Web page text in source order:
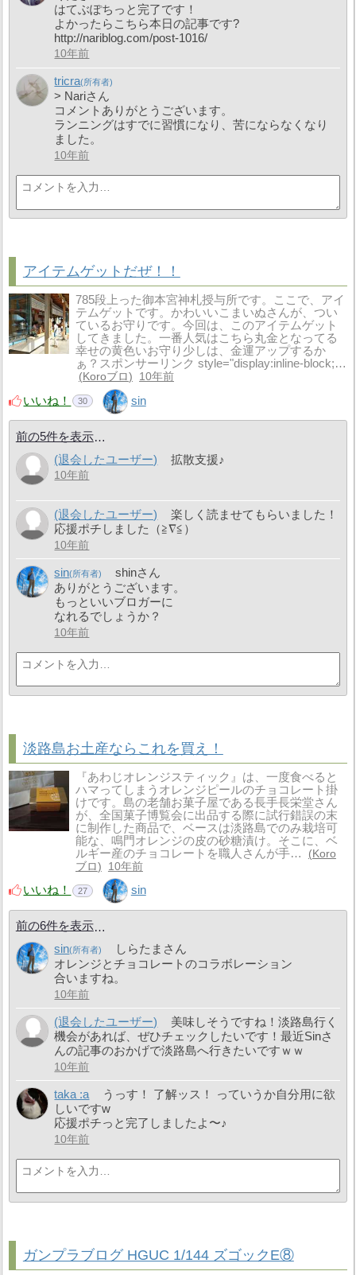
はてぶぽちっと完了です！
よかったらこちら本日の記事です?
http://nariblog.com/post-1016/
10年前
tricra
> Nariさん
コメントありがとうございます。
ランニングはすでに習慣になり、苦にならなくなり
ました。
10年前
アイテムゲットだぜ！！
785段上った御本宮神札授与所です。ここで、アイ
テムゲットです。かわいいこまいぬさんが、つい
ているお守りです。今回は、このアイテムゲット
してきました。一番人気はこちら丸金となってる
幸せの黄色いお守り少しは、金運アップするか
ぁ？スポンサーリンク style="display:inline-block;…
Koroブロ 10年前
いいね！ 30 sin
前の5件を表示
(退会したユーザー)
拡散支援♪
10年前
(退会したユーザー)
楽しく読ませてもらいました！
応援ポチしました（≧∇≦）
10年前
sin
shinさん
ありがとうございます。
もっといいブロガーに
なれるでしょうか？
10年前
淡路島お土産ならこれを買え！
『あわじオレンジスティック』は、一度食べると
ハマってしまうオレンジピールのチョコレート掛
けです。島の老舗お菓子屋である長手長栄堂さん
が、全国菓子博覧会に出品する際に試行錯誤の末
に制作した商品で、ベースは淡路島でのみ栽培可
能な、鳴門オレンジの皮の砂糖漬け。そこに、ベ
ルギー産のチョコレートを職人さんが手…
Koro
ブロ
10年前
いいね！ 27 sin
前の6件を表示
sin
しらたまさん
オレンジとチョコレートのコラボレーション
合いますね。
10年前
(退会したユーザー)
美味しそうですね！淡路島行く
機会があれば、ぜひチェックしたいです！最近Sinさ
んの記事のおかげで淡路島へ行きたいですｗｗ
10年前
taka :a
うっす！ 了解ッス！ っていうか自分用に欲
しいですw
応援ポチっと完了しましたよ〜♪
10年前
ガンプラブログ HGUC 1/144 ズゴックE⑧